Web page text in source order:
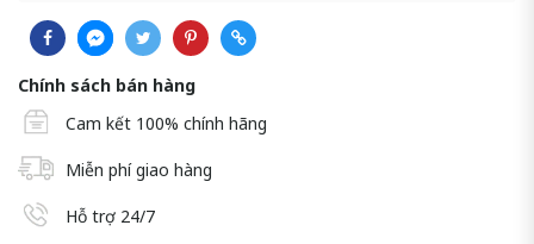
Chính sách bán hàng
Cam kết 100% chính hãng
Miễn phí giao hàng
Hỗ trợ 24/7